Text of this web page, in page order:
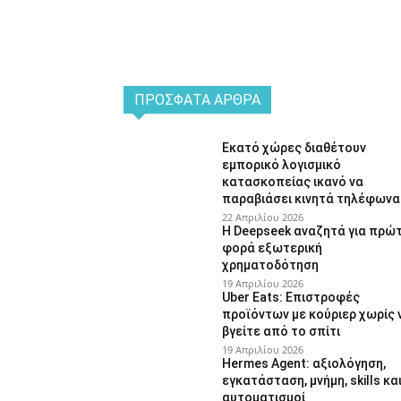
ΠΡΌΣΦΑΤΑ ΆΡΘΡΑ
Εκατό χώρες διαθέτουν
εμπορικό λογισμικό
κατασκοπείας ικανό να
παραβιάσει κινητά τηλέφωνα
22 Απριλίου 2026
Η Deepseek αναζητά για
φορά εξωτερική
χρηματοδότηση
19 Απριλίου 2026
Uber Eats: Επιστροφές
προϊόντων με κούριερ χωρίς
βγείτε από το σπίτι
19 Απριλίου 2026
Hermes Agent: αξιολόγηση,
εγκατάσταση, μνήμη, skills και
αυτοματισμοί